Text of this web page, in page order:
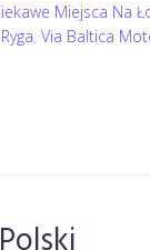
Miejsca Na
Ryga, Via Baltica